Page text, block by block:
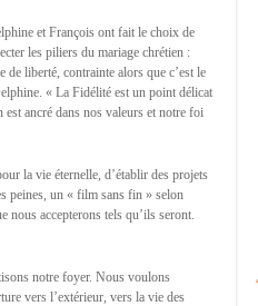
et François ont fait le choix de
les piliers du mariage chrétien :
liberté, contrainte alors que c’est le
« La Fidélité est un point délicat
ancré dans nos valeurs et notre foi
la vie éternelle, d’établir des projets
peines, un « film sans fin » selon
nous accepterons tels qu’ils seront.
notre foyer. Nous voulons
vers l’extérieur, vers la vie des